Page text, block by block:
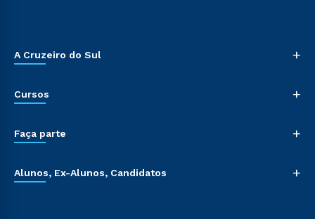
A Cruzeiro do Sul +
Cursos +
Faça parte +
Alunos, Ex-Alunos, Candidatos +